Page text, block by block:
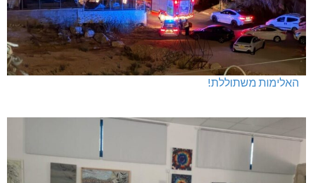
האלימות משתוללת!